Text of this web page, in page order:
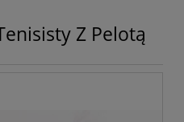
Z Pelotą